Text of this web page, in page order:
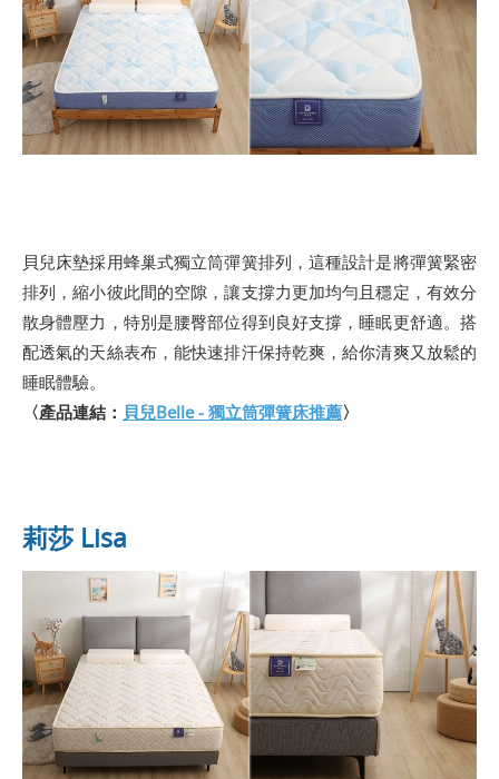
貝兒床墊採用蜂巢式獨立筒彈簧排列，這種設計是將彈簧緊密
排列，縮小彼此間的空隙，讓支撐力更加均勻且穩定，有效分
散身體壓力，特別是腰臀部位得到良好支撐，睡眠更舒適。搭
配透氣的天絲表布，能快速排汗保持乾爽，給你清爽又放鬆的
睡眠體驗。
〈產品連結： 貝兒Belle - 獨立筒彈簧床推薦〉
莉莎 Lisa